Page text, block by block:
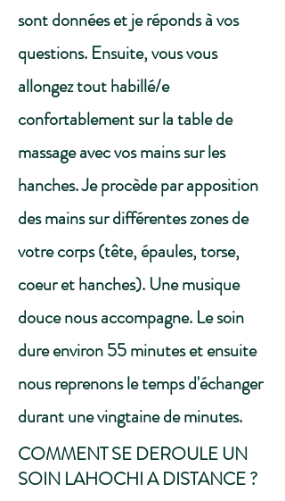
sont données et je réponds à vos
questions. Ensuite, vous vous
allongez tout habillé/e
confortablement sur la table de
massage avec vos mains sur les
hanches. Je procède par apposition
des mains sur différentes zones de
votre corps (tête, épaules, torse,
coeur et hanches). Une musique
douce nous accompagne. Le soin
dure environ 55 minutes et ensuite
nous reprenons le temps d'échanger
durant une vingtaine de minutes.
COMMENT SE DEROULE UN
SOIN LAHOCHI A DISTANCE ?